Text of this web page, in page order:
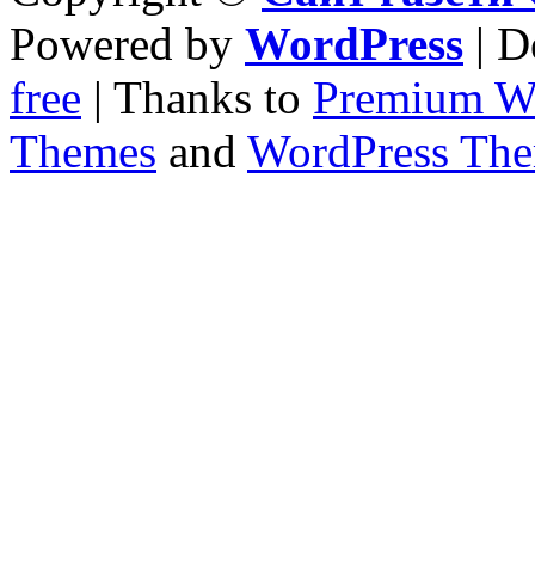
Powered by WordPress |
free | Thanks to Premium
Themes and WordPress